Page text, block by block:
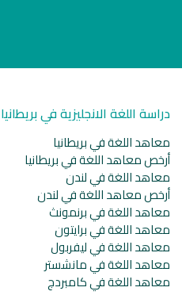
دراسة اللغة الانجليزية في بريطانيا
معاهد اللغة في بريطانيا
أرخص معاهد اللغة في بريطانيا
معاهد اللغة في لندن
أرخص معاهد اللغة في لندن
معاهد اللغة في برنمونث
معاهد اللغة في برايتون
معاهد اللغة في ليفربول
معاهد اللغة في مانشستر
معاهد اللغة في كامبردج